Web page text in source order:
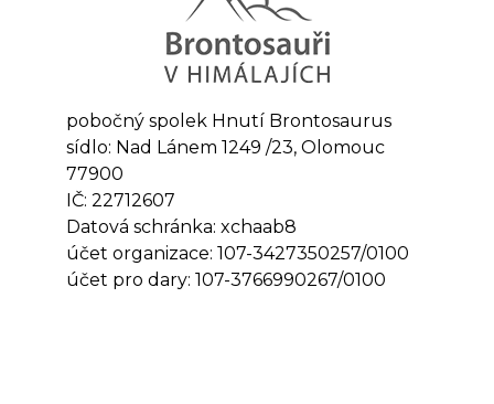
pobočný spolek Hnutí Brontosaurus
sídlo: Nad Lánem 1249 /23, Olomouc
77900
IČ: 22712607
Datová schránka: xchaab8
účet organizace: 107-3427350257/0100
účet pro dary: 107-3766990267/0100